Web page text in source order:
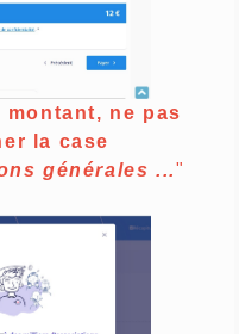
montant, ne pas
la case
générales ..."